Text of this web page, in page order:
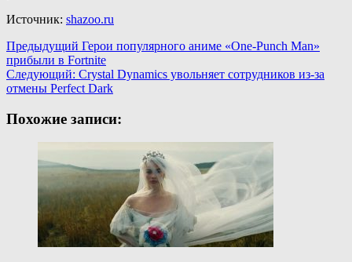
Источник: shazoo.ru
Навигация
записи
Предыдущий Герои популярного аниме «One-Punch Man»
прибыли в Fortnite
Следующий: Crystal Dynamics увольняет сотрудников из-за
отмены Perfect Dark
Похожие записи: